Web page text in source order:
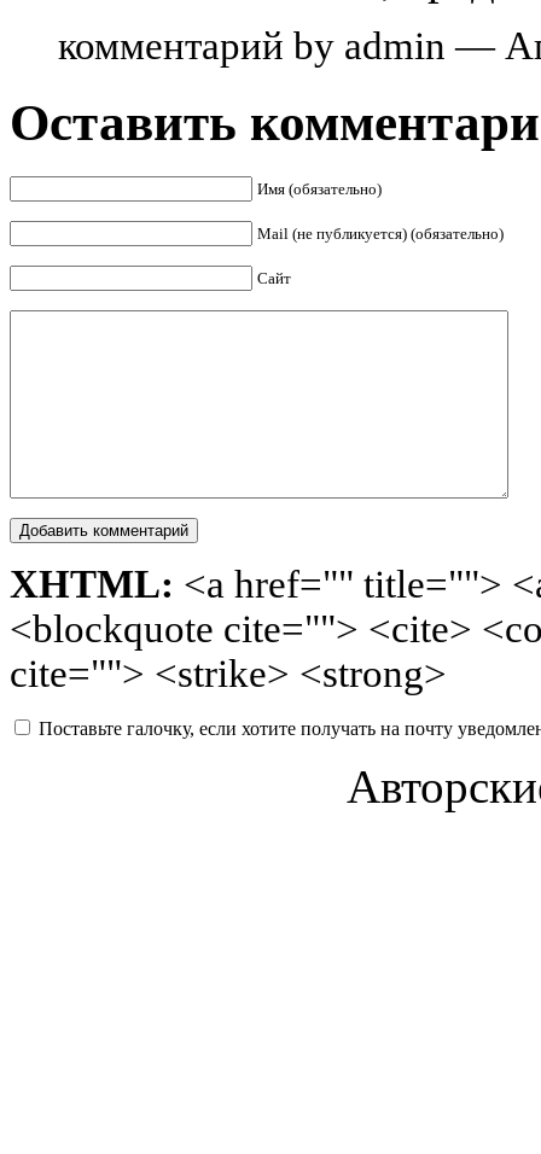
комментарий by admin —
Оставить
Имя (обязательно)
Mail (не публикуется) (обязательно)
Сайт
XHTML: <a href="" title="">
<blockquote cite=""> <cite>
cite=""> <strike> <strong>
Поставьте галочку, если хотите получать на почту